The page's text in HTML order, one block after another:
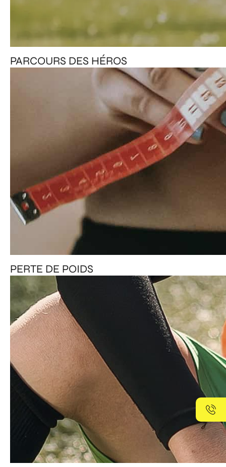
PARCOURS DES HÉROS
PERTE DE POIDS